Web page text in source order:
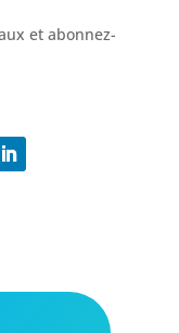
et abonnez-